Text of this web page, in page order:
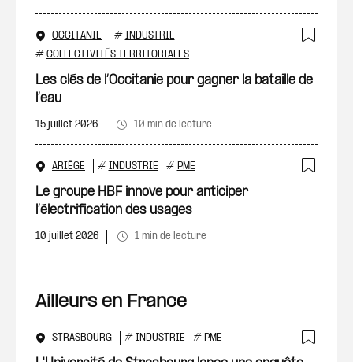
OCCITANIE # INDUSTRIE
# COLLECTIVITÉS TERRITORIALES
Les clés de l’Occitanie pour gagner la bataille de
l’eau
15 juillet 2026 10 min de lecture
ARIÈGE # INDUSTRIE # PME
Le groupe HBF innove pour anticiper
l’électrification des usages
10 juillet 2026 1 min de lecture
Ailleurs en France
STRASBOURG # INDUSTRIE # PME